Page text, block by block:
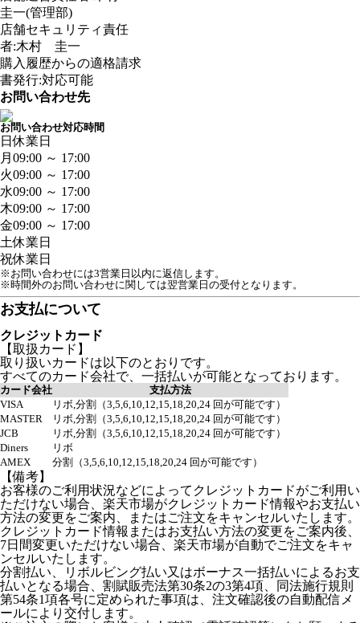
圭一(管理部)
店舗セキュリティ責任
者:木村 圭一
購入履歴からの適格請求
書発行:対応可能
お問い合わせ先
お問い合わせ対応時間
日休業日
月 09:00 ～ 17:00
火09:00 ～ 17:00
水09:00 ～ 17:00
木09:00 ～ 17:00
金09:00 ～ 17:00
土休業日
祝休業日
※お問い合わせには3営業日以内に返信します。
※時間外のお問い合わせに関しては翌営業日の受付となります。
お支払について
クレジットカード
【取扱カード】
取り扱いカードは以下のとおりです。
すべてのカード会社で、一括払いが可能となっております。
カード会社
支払方法
VISA
リボ,分割（3,5,6,10,12,15,18,20,24 回が可能です）
MASTER
リボ,分割（3,5,6,10,12,15,18,20,24 回が可能です）
JCB
リボ,分割（3,5,6,10,12,15,18,20,24 回が可能です）
Diners
リボ
AMEX
分割（3,5,6,10,12,15,18,20,24 回が可能です）
【備考】
お客様のご利用状況などによってクレジットカードがご利用い
ただけない場合、楽天市場がクレジットカード情報やお支払い
方法の変更をご案内、またはご注文をキャンセルいたします。
クレジットカード情報またはお支払い方法の変更をご案内後、
7日間変更いただけない場合、楽天市場が自動でご注文をキャ
ンセルいたします。
分割払い、リボルビング払い又はボーナス一括払いによるお支
払いとなる場合、割賦販売法第30条2の3第4項、同法施行規則
第54条1項各号に定められた事項は、注文確認後の自動配信メ
ールにより交付します。